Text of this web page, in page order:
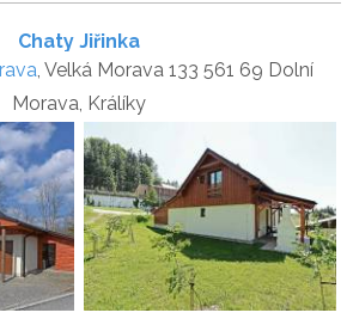
Chaty Jiřinka
, Velká Morava 133 561 69 Dolní
Morava, Králíky